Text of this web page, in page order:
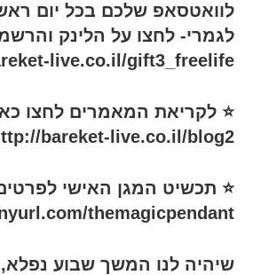
לוואטסאפ שלכם בכל יום
לגמרי- לחצו על הלינק
live.co.il/gift3_freelife/
⭐️ לקריאת המאמרים לחצו
bareket-live.co.il/blog2/
⭐ תכשיט המגן האישי
themagicpendant
שיהיה לנו המשך שבוע נפלא,